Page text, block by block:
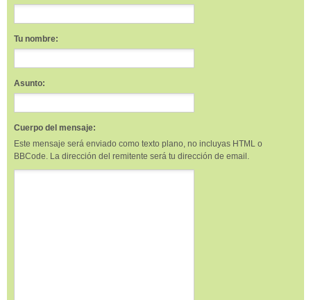
Tu nombre:
Asunto:
Cuerpo del mensaje:
Este mensaje será enviado como texto plano, no incluyas HTML o
BBCode. La dirección del remitente será tu dirección de email.